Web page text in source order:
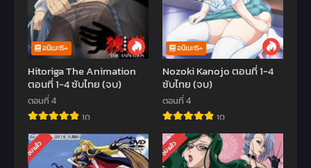
อนิเมะ15+
Hitoriga The Animation
ตอนที่ 1-4 ซับไทย (จบ)
ตอนที่ 4
10
อนิเมะ15+
Nozoki Kanojo ตอนที่ 1-4
ซับไทย (จบ)
ตอนที่ 4
10
จบแล้ว จบแล้ว